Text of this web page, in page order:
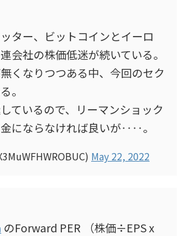
ター、ビットコインとイーロ
会社の株価低迷が続いている。
くなりつつある中、今回のセク
。
ているので、リーマンショック
にならなければ良いが‥‥。
May 22, 2022
のForward PER （株価÷EPS x